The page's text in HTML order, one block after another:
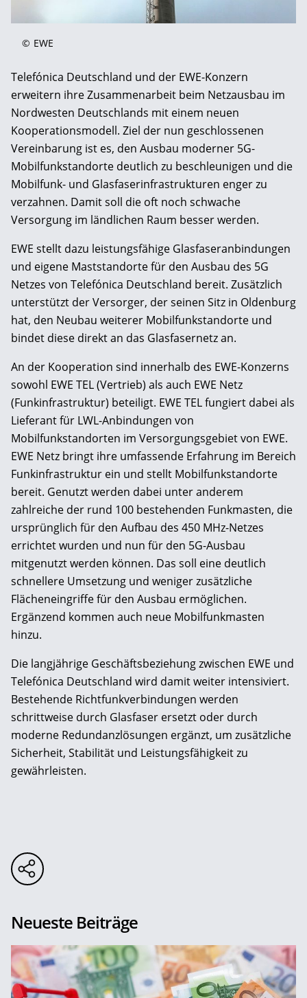
© EWE
Telefónica Deutschland und der EWE-Konzern
erweitern ihre Zusammenarbeit beim Netzausbau im
Nordwesten Deutschlands mit einem neuen
Kooperationsmodell. Ziel der nun geschlossenen
Vereinbarung ist es, den Ausbau moderner 5G-
Mobilfunkstandorte deutlich zu beschleunigen und die
Mobilfunk- und Glasfaserinfrastrukturen enger zu
verzahnen. Damit soll die oft noch schwache
Versorgung im ländlichen Raum besser werden.
EWE stellt dazu leistungsfähige Glasfaseranbindungen
und eigene Maststandorte für den Ausbau des 5G
Netzes von Telefónica Deutschland bereit. Zusätzlich
unterstützt der Versorger, der seinen Sitz in Oldenburg
hat, den Neubau weiterer Mobilfunkstandorte und
bindet diese direkt an das Glasfasernetz an.
An der Kooperation sind innerhalb des EWE-Konzerns
sowohl EWE TEL (Vertrieb) als auch EWE Netz
(Funkinfrastruktur) beteiligt. EWE TEL fungiert dabei als
Lieferant für LWL-Anbindungen von
Mobilfunkstandorten im Versorgungsgebiet von EWE.
EWE Netz bringt ihre umfassende Erfahrung im Bereich
Funkinfrastruktur ein und stellt Mobilfunkstandorte
bereit. Genutzt werden dabei unter anderem
zahlreiche der rund 100 bestehenden Funkmasten, die
ursprünglich für den Aufbau des 450 MHz-Netzes
errichtet wurden und nun für den 5G-Ausbau
mitgenutzt werden können. Das soll eine deutlich
schnellere Umsetzung und weniger zusätzliche
Flächeneingriffe für den Ausbau ermöglichen.
Ergänzend kommen auch neue Mobilfunkmasten
hinzu.
Die langjährige Geschäftsbeziehung zwischen EWE und
Telefónica Deutschland wird damit weiter intensiviert.
Bestehende Richtfunkverbindungen werden
schrittweise durch Glasfaser ersetzt oder durch
moderne Redundanzlösungen ergänzt, um zusätzliche
Sicherheit, Stabilität und Leistungsfähigkeit zu
gewährleisten.
Neueste Beiträge